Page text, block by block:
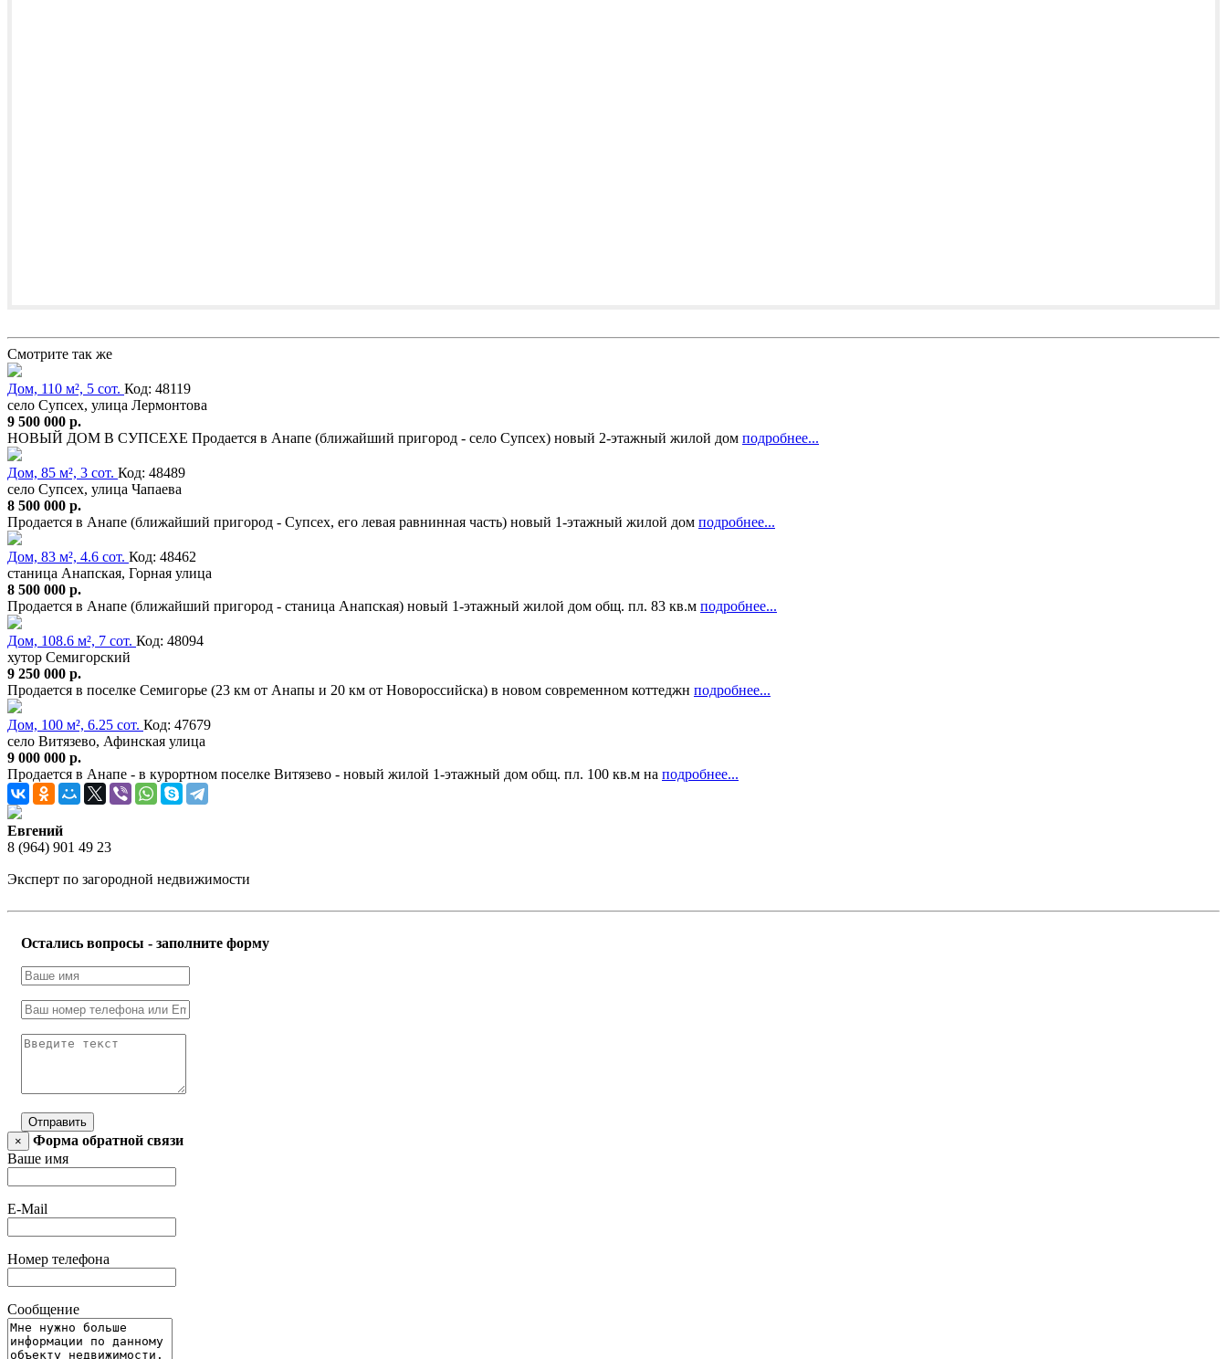
Смотрите так же
Дом, 110 м², 5 сот. Код: 48119
село Супсех, улица Лермонтова
9 500 000 р.
НОВЫЙ ДОМ В СУПСЕХЕ Продается в Анапе (ближайший пригород - село Супсех) новый 2-этажный жилой дом подробнее...
Дом, 85 м², 3 сот. Код: 48489
село Супсех, улица Чапаева
8 500 000 р.
Продается в Анапе (ближайший пригород - Супсех, его левая равнинная часть) новый 1-этажный жилой дом подробнее...
Дом, 83 м², 4.6 сот. Код: 48462
станица Анапская, Горная улица
8 500 000 р.
Продается в Анапе (ближайший пригород - станица Анапская) новый 1-этажный жилой дом общ. пл. 83 кв.м подробнее...
Дом, 108.6 м², 7 сот. Код: 48094
хутор Семигорский
9 250 000 р.
Продается в поселке Семигорье (23 км от Анапы и 20 км от Новороссийска) в новом современном коттеджн подробнее...
Дом, 100 м², 6.25 сот. Код: 47679
село Витязево, Афинская улица
9 000 000 р.
Продается в Анапе - в курортном поселке Витязево - новый жилой 1-этажный дом общ. пл. 100 кв.м на подробнее...
Евгений
8 (964) 901 49 23
Эксперт по загородной недвижимости
Остались вопросы - заполните форму
Отправить
×
Форма обратной связи
Ваше имя
E-Mail
Номер телефона
Сообщение